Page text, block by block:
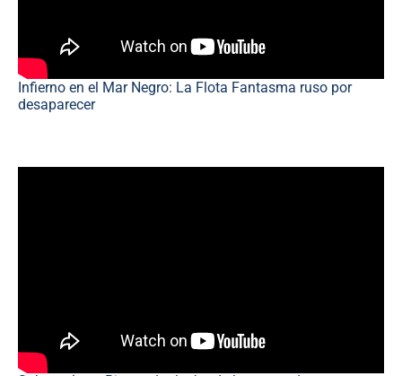
Infierno en el Mar Negro: La Flota Fantasma ruso por
desaparecer